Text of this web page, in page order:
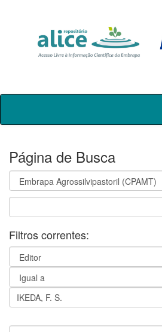
Skip
Página de Busca
Filtros correntes: